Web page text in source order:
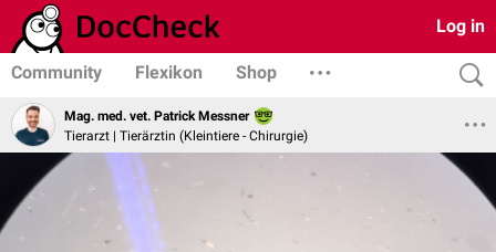
Log in
Community Flexikon Shop
Mag. med. vet. Patrick Messner
Tierarzt | Tierärztin (Kleintiere - Chirurgie)